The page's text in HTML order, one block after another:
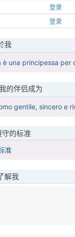
登录
登录
我
è una principessa
的伴侣成为
gentile, sincero e
的标准
准
解我